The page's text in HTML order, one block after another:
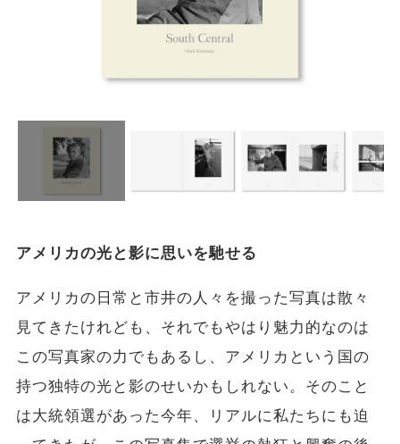
アメリカの光と影に思いを馳せる
アメリカの日常と市井の人々を撮った写真は散々
見てきたけれども、それでもやはり魅力的なのは
この写真家の力でもあるし、アメリカという国の
持つ独特の光と影のせいかもしれない。そのこと
は大統領選があった今年、リアルに私たちにも迫